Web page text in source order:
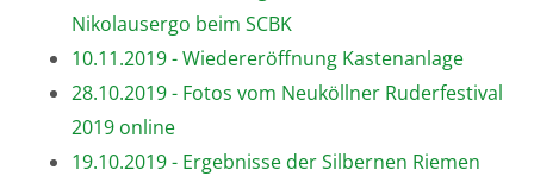
Nikolausergo beim SCBK
10.11.2019 - Wiedereröffnung Kastenanlage
28.10.2019 - Fotos vom Neuköllner Ruderfestival
2019 online
19.10.2019 - Ergebnisse der Silbernen Riemen